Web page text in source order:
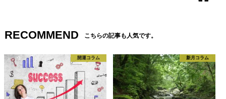
RECOMMEND こちらの記事も人気です。
開運コラム 新月コラム